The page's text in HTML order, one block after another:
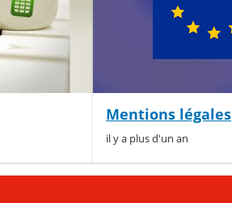
Mentions légales
il y a plus d'un an